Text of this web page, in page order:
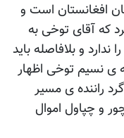
افغانستان است و
که آقای توخی به
و بلافاصله بايد
نسيم توخی اظهار
راننده ی مسير
و چپاول اموال